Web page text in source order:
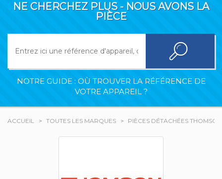
NE CHERCHEZ PLUS - NOUS AVONS LA
PIÈCE
NOTRE GUIDE : OÙ TROUVER LA RÉFÉRENCE DE
VOTRE APPAREIL ?
ACCUEIL TOUTES LES MARQUES PIÈCES DÉTACHÉES THOMSON